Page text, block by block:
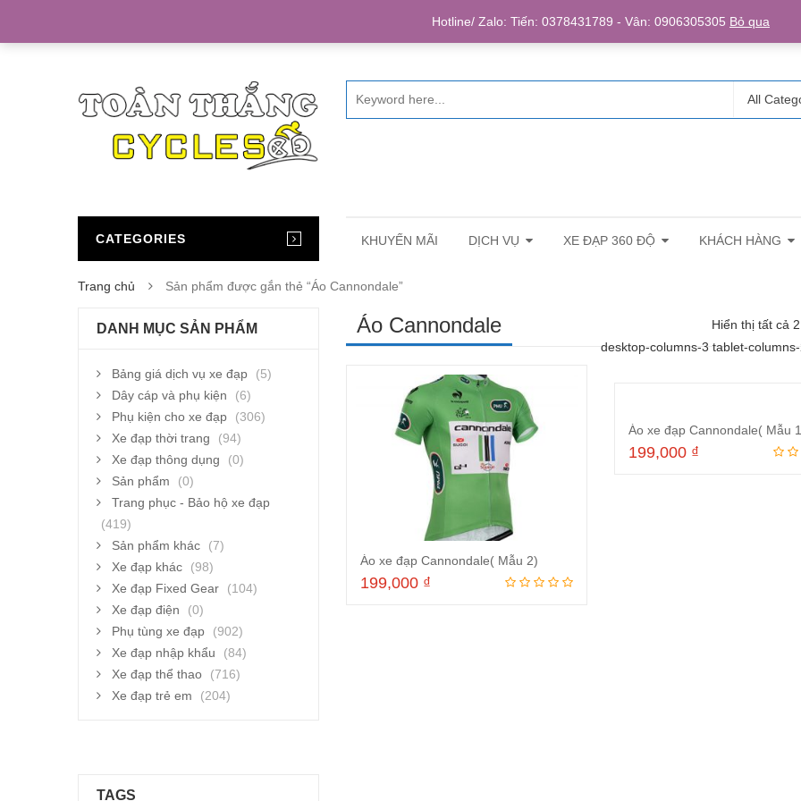
Login/
All
CATEGORIES KHUYẾN MÃI DỊCH VỤ XE ĐẠP 360 ĐỘ KHÁCH HÀNG
Trang chủ Sản phẩm được gắn thẻ “Áo Cannondale”
Áo Cannondale
Hiển thị tất cả
desktop-columns-3 tablet-
Áo xe đạp Cannondale( Mẫu 2)
199,000 ₫
Áo xe đạp Cannondale( Mẫu
199,000 ₫
DANH MỤC SẢN PHẨM
Bảng giá dịch vụ xe đạp
(5)
Dây cáp và phụ kiện
(6)
Phụ kiện cho xe đạp
(306)
Xe đạp thời trang
(94)
Xe đạp thông dụng
(0)
Sản phẩm
(0)
Trang phục - Bảo hộ xe đạp
(419)
Sản phẩm khác
(7)
Xe đạp khác
(98)
Xe đạp Fixed Gear
(104)
Xe đạp điện
(0)
Phụ tùng xe đạp
(902)
Xe đạp nhập khẩu
(84)
Xe đạp thể thao
(716)
Xe đạp trẻ em
(204)
TAGS
Hotline/ Zalo: Tiến: 0378431789 - Vân: 0906305305 Bỏ qua